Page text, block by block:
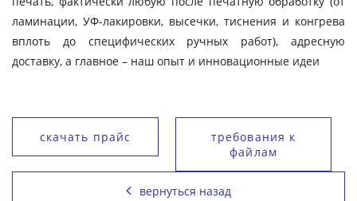
ламинации, УФ-лакировки, высечки, тиснения и конгрева
вплоть до специфических ручных работ), адресную
доставку, а главное – наш опыт и инновационные идеи
скачать прайс
требования к
файлам
вернуться назад